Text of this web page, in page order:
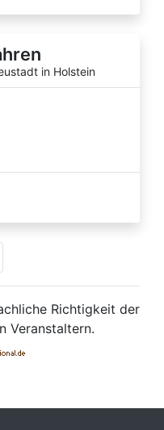
in Holstein
Richtigkeit der
Veranstaltern.